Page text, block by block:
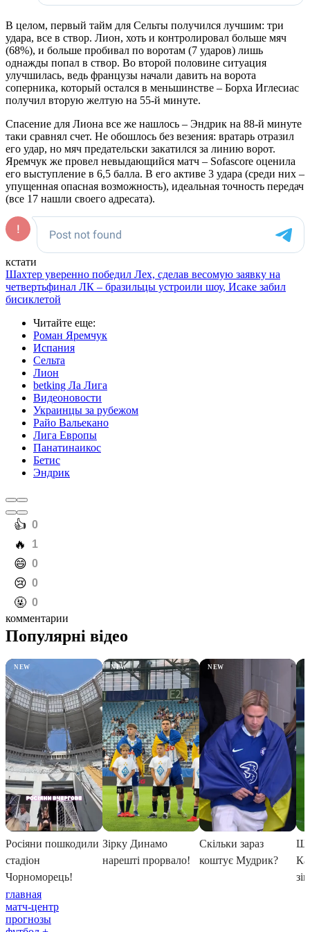
В целом, первый тайм для Сельты получился лучшим: три
удара, все в створ. Лион, хоть и контролировал больше мяч
(68%), и больше пробивал по воротам (7 ударов) лишь
однажды попал в створ. Во второй половине ситуация
улучшилась, ведь французы начали давить на ворота
соперника, который остался в меньшинстве – Борха Иглесиас
получил вторую желтую на 55-й минуте.
Спасение для Лиона все же нашлось – Эндрик на 88-й минуте
таки сравнял счет. Не обошлось без везения: вратарь отразил
его удар, но мяч предательски закатился за линию ворот.
Яремчук же провел невыдающийся матч – Sofascore оценила
его выступление в 6,5 балла. В его активе 3 удара (среди них –
упущенная опасная возможность), идеальная точность передач
(все 17 нашли своего адресата).
кстати
Шахтер уверенно победил Лех, сделав весомую заявку на
четвертьфинал ЛК – бразильцы устроили шоу, Исаке забил
бисиклетой
Читайте еще:
Роман Яремчук
Испания
Сельта
Лион
betking Ла Лига
Видеоновости
Украинцы за рубежом
Райо Вальекано
Лига Европы
Панатинаикос
Бетис
Эндрик
️👍 0
️🔥 1
️😄 0
️😢 0
️🤬 0
комментарии
главная
матч-центр
прогнозы